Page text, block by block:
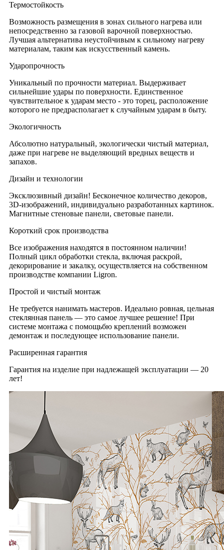
Термостойкость
Возможность размещения в зонах сильного нагрева или
непосредственно за газовой варочной поверхностью.
Лучшая альтернатива неустойчивым к сильному нагреву
материалам, таким как искусственный камень.
Ударопрочность
Уникальный по прочности материал. Выдерживает
сильнейшие удары по поверхности. Единственное
чувствительное к ударам место - это торец, расположение
которого не предрасполагает к случайным ударам в быту.
Экологичность
Абсолютно натуральный, экологически чистый материал,
даже при нагреве не выделяющий вредных веществ и
запахов.
Дизайн и технологии
Эксклюзивный дизайн! Бесконечное количество декоров,
3D-изображений, индивидуально разработанных картинок.
Магнитные стеновые панели, световые панели.
Короткий срок производства
Все изображения находятся в постоянном наличии!
Полный цикл обработки стекла, включая раскрой,
декорирование и закалку, осуществляется на собственном
производстве компании Ligron.
Простой и чистый монтаж
Не требуется нанимать мастеров. Идеально ровная, цельная
стеклянная панель — это самое лучшее решение! При
системе монтажа с помощьбю креплений возможен
демонтаж и последующее использование панели.
Расширенная гарантия
Гарантия на изделие при надлежащей эксплуатации — 20
лет!